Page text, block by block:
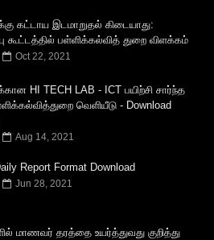
கட்டாய இடமாறுதல் கிடையாது:
கூட்டத்தில் பள்ளிக்கல்வித் துறை விளக்கம்
Oct 22, 2021
HI TECH LAB - ICT பயிற்சி சார்ந்த
வெளியீடு - Download
Aug 14, 2021
Report Format Download
Jun 28, 2021
மாணவர் தரத்தை உயர்த்துவது குறித்து